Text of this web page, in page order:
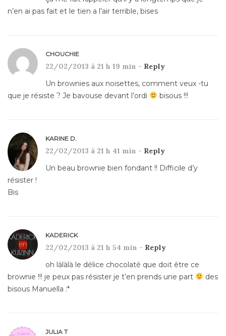
n’en ai pas fait et le tien a l’air terrible, bises
CHOUCHIE
22/02/2013 à 21 h 19 min - Reply
Un brownies aux noisettes, comment veux -tu
que je résiste ? Je bavouse devant l’ordi
bisous !!!
KARINE D.
22/02/2013 à 21 h 41 min - Reply
Un beau brownie bien fondant !! Difficile d’y
résister !
Bis
KADERICK
22/02/2013 à 21 h 54 min - Reply
oh làlàlà le délice chocolaté que doit être ce
brownie !!! je peux pas résister je t’en prends une part
des
bisous Manuella :*
JULIA T